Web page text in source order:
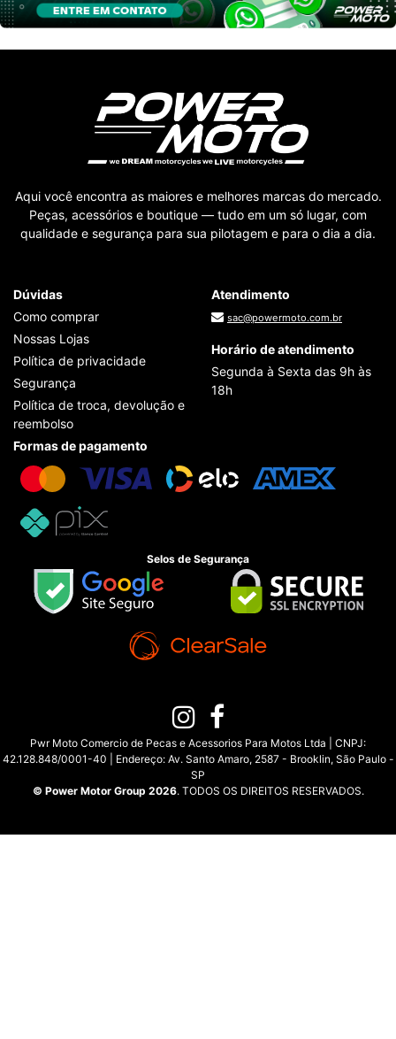
Aqui você encontra as maiores e melhores marcas do mercado.
Peças, acessórios e boutique — tudo em um só lugar, com
qualidade e segurança para sua pilotagem e para o dia a dia.
Dúvidas
Como comprar
Nossas Lojas
Política de privacidade
Segurança
Política de troca, devolução e
reembolso
Atendimento
sac@powermoto.com.br
Horário de atendimento
Segunda à Sexta das 9h às
18h
Formas de pagamento
Selos de Segurança
Pwr Moto Comercio de Pecas e Acessorios Para Motos Ltda | CNPJ:
42.128.848/0001-40 | Endereço: Av. Santo Amaro, 2587 - Brooklin, São Paulo -
SP
© Power Motor Group 2026. TODOS OS DIREITOS RESERVADOS.